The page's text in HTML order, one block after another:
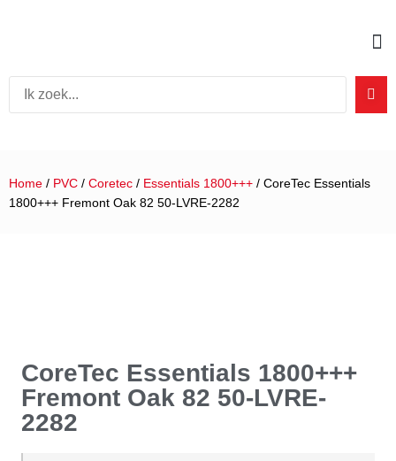
Home / PVC / Coretec / Essentials 1800+++ / CoreTec Essentials
1800+++ Fremont Oak 82 50-LVRE-2282
CoreTec Essentials 1800+++
Fremont Oak 82 50-LVRE-
2282